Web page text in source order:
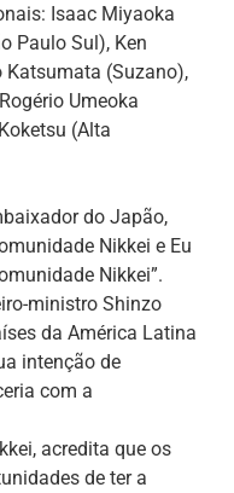
Isaac Miyaoka
Paulo Sul), Ken
Katsumata (Suzano),
Umeoka
(Alta
do Japão,
Nikkei e Eu
Nikkei”.
ministro Shinzo
da América Latina
intenção de
com a
acredita que os
de ter a